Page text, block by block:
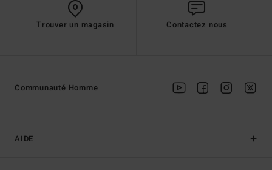
Trouver un magasin Contactez nous
AIDE
Communauté Homme